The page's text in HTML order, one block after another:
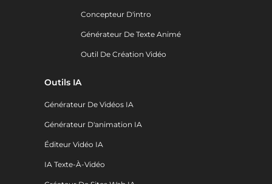
Concepteur D'intro
Générateur De Texte Animé
Outil De Création Vidéo
Outils IA
Générateur De Vidéos IA
Générateur D'animation IA
Éditeur Vidéo IA
IA Texte-À-Vidéo